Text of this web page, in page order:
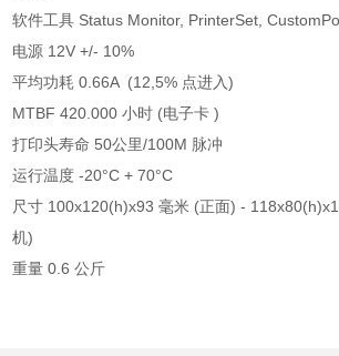
软件工具 Status Monitor, PrinterSet,
电源 12V +/- 10%
平均功耗 0.66A (12,5% 点进入)
MTBF 420.000 小时 (电子卡 )
打印头寿命 50公里/100M 脉冲
运行温度 -20°C + 70°C
尺寸 100x120(h)x93 毫米 (正面) -
机)
重量 0.6 公斤